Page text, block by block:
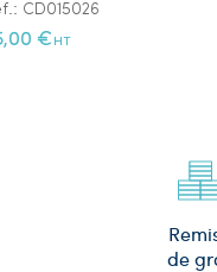
CD015026
€ HT
de